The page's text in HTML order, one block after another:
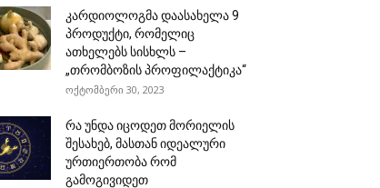
კარდიოლოგმა დაასახელა 9
პროდუქტი, რომელიც
ათხელებს სისხლს –
„თრომბოზის პროფილაქტიკა“
ოქტომბერი 30, 2023
რა უნდა იცოდეთ მორიელის
შესახებ, მასთან იდეალური
ურთიერთობა რომ
გამოგივიდეთ